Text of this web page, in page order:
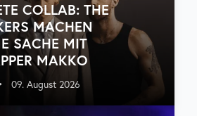
COLLAB: THE
MACHEN
SACHE MIT
MAKKO
• 09. August 2026